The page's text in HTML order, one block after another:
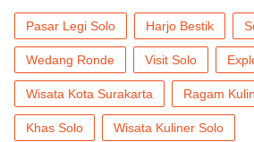
Pasar Legi Solo Harjo Bestik
Wedang Ronde Visit Solo
Wisata Kota Surakarta Ragam
Khas Solo Wisata Kuliner Solo